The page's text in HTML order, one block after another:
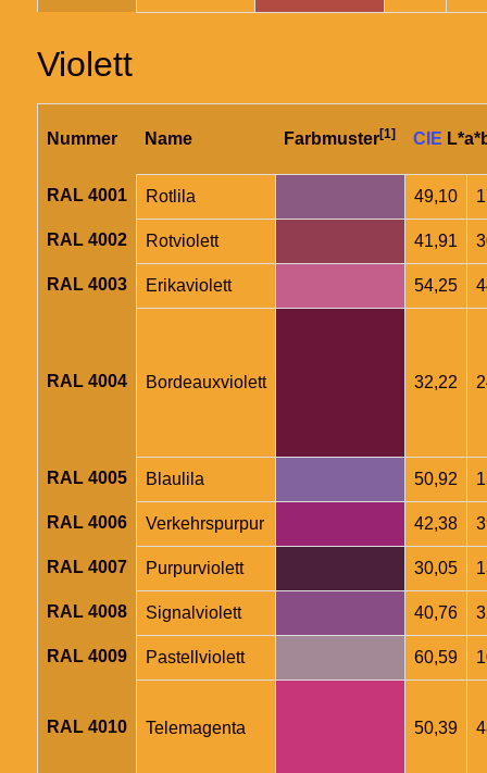
Violett
Nummer Name Farbmuster[1] CIE
RAL 4001 Rotlila 49,10
RAL 4002 Rotviolett 41,91
RAL 4003 Erikaviolett 54,25
RAL 4004 Bordeauxviolett 32,22
RAL 4005 Blaulila 50,92
RAL 4006 Verkehrspurpur 42,38
RAL 4007 Purpurviolett 30,05
RAL 4008 Signalviolett 40,76
RAL 4009 Pastellviolett 60,59
RAL 4010 Telemagenta 50,39